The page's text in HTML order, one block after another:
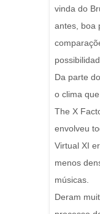
vinda do
antes, boa
Da parte
o clima
The X
envolveu
Virtual XI
menos
músicas.
Deram